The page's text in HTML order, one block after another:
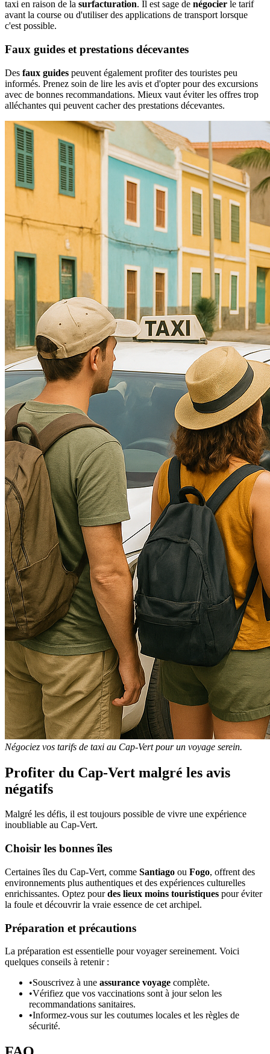
taxi en raison de la surfacturation. Il est sage de négocier le tarif
avant la course ou d'utiliser des applications de transport lorsque
c'est possible.
Faux guides et prestations décevantes
Des faux guides peuvent également profiter des touristes peu
informés. Prenez soin de lire les avis et d'opter pour des excursions
avec de bonnes recommandations. Mieux vaut éviter les offres trop
alléchantes qui peuvent cacher des prestations décevantes.
Négociez vos tarifs de taxi au Cap-Vert pour un voyage serein.
Profiter du Cap-Vert malgré les avis
négatifs
Malgré les défis, il est toujours possible de vivre une expérience
inoubliable au Cap-Vert.
Choisir les bonnes îles
Certaines îles du Cap-Vert, comme Santiago ou Fogo, offrent des
environnements plus authentiques et des expériences culturelles
enrichissantes. Optez pourdes lieux moins touristiques pour éviter
la foule et découvrir la vraie essence de cet archipel.
Préparation et précautions
La préparation est essentielle pour voyager sereinement. Voici
quelques conseils à retenir :
•Souscrivez à une assurance voyage complète.
•Vérifiez que vos vaccinations sont à jour selon les
recommandations sanitaires.
•Informez-vous sur les coutumes locales et les règles de
sécurité.